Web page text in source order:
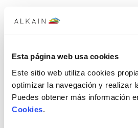
Esta página web usa cookies
Este sitio web utiliza cookies
optimizar la navegación y realizar
Puedes obtener más información
Cookies.
mm
Asiento para inodoro ONA Supralit
amortiguada, con este sistema de cierre
bruscos, reduce el ruido y prolonga la
Fabricado en color blanco. Medida del
160,93€